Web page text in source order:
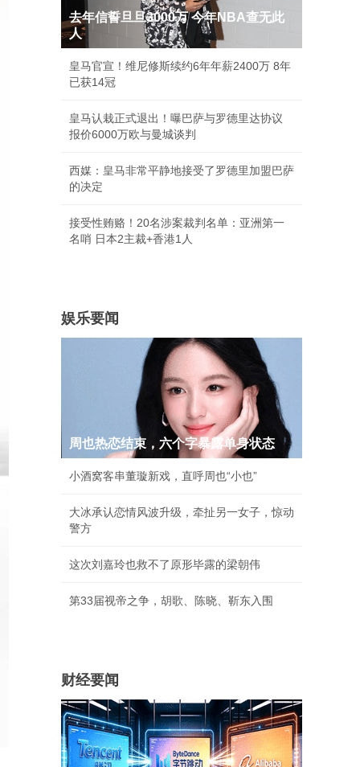
去年信誓旦旦3000万 今年NBA查无此
人
皇马官宣！维尼修斯续约6年年薪2400万 8年
已获14冠
皇马认栽正式退出！曝巴萨与罗德里达协议
报价6000万欧与曼城谈判
西媒：皇马非常平静地接受了罗德里加盟巴萨
的决定
接受性贿赂！20名涉案裁判名单：亚洲第一
名哨 日本2主裁+香港1人
娱乐要闻
周也热恋结束，六个字暴露单身状态
小酒窝客串董璇新戏，直呼周也“小也”
大冰承认恋情风波升级，牵扯另一女子，惊动
警方
这次刘嘉玲也救不了原形毕露的梁朝伟
第33届视帝之争，胡歌、陈晓、靳东入围
财经要闻